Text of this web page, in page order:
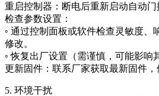
重启控制器：断电后重新启动自动门
检查参数设置：
◦ 通过控制面板或软件检查灵敏度、
修改。
◦ 恢复出厂设置（需谨慎，可能影响
更新固件：联系厂家获取最新固件，
5. 环境干扰